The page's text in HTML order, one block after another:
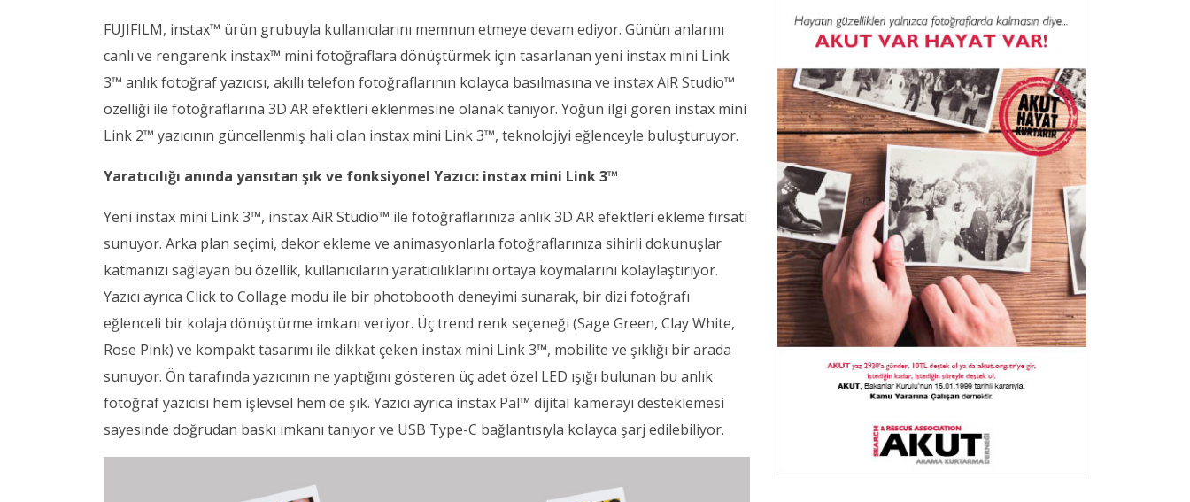
FUJIFILM, instax™ ürün grubuyla kullanıcılarını memnun etmeye devam ediyor. Günün anlarını
canlı ve rengarenk instax™ mini fotoğraflara dönüştürmek için tasarlanan yeni instax mini Link
3™ anlık fotoğraf yazıcısı, akıllı telefon fotoğraflarının kolayca basılmasına ve instax AiR Studio™
özelliği ile fotoğraflarına 3D AR efektleri eklenmesine olanak tanıyor. Yoğun ilgi gören instax mini
Link 2™ yazıcının güncellenmiş hali olan instax mini Link 3™, teknolojiyi eğlenceyle buluşturuyor.
Yaratıcılığı anında yansıtan şık ve fonksiyonel Yazıcı: instax mini Link 3™
Yeni instax mini Link 3™, instax AiR Studio™ ile fotoğraflarınıza anlık 3D AR efektleri ekleme fırsatı
sunuyor. Arka plan seçimi, dekor ekleme ve animasyonlarla fotoğraflarınıza sihirli dokunuşlar
katmanızı sağlayan bu özellik, kullanıcıların yaratıcılıklarını ortaya koymalarını kolaylaştırıyor.
Yazıcı ayrıca Click to Collage modu ile bir photobooth deneyimi sunarak, bir dizi fotoğrafı
eğlenceli bir kolaja dönüştürme imkanı veriyor. Üç trend renk seçeneği (Sage Green, Clay White,
Rose Pink) ve kompakt tasarımı ile dikkat çeken instax mini Link 3™, mobilite ve şıklığı bir arada
sunuyor. Ön tarafında yazıcının ne yaptığını gösteren üç adet özel LED ışığı bulunan bu anlık
fotoğraf yazıcısı hem işlevsel hem de şık. Yazıcı ayrıca instax Pal™ dijital kamerayı desteklemesi
sayesinde doğrudan baskı imkanı tanıyor ve USB Type-C bağlantısıyla kolayca şarj edilebiliyor.